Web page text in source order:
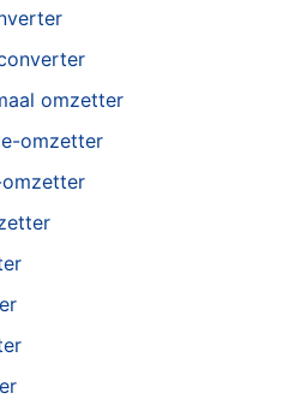
omzetter
omzetter